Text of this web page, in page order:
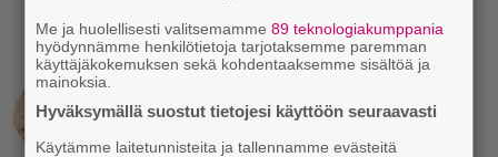
Me ja huolellisesti valitsemamme89 teknologiakumppania
hyödynnämme henkilötietoja tarjotaksemme paremman
käyttäjäkokemuksen sekä kohdentaaksemme sisältöä ja
mainoksia.
Hyväksymällä suostut tietojesi käyttöön seuraavasti
Käytämme laitetunnisteita ja tallennamme evästeitä